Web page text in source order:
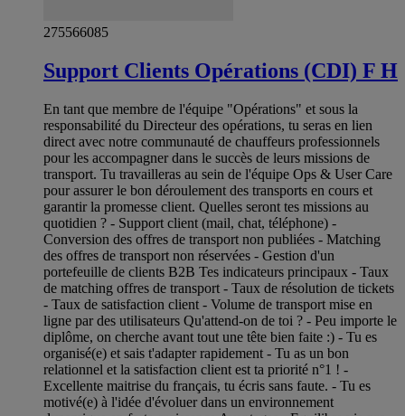
275566085
Support Clients Opérations (CDI) F H
En tant que membre de l'équipe "Opérations" et sous la
responsabilité du Directeur des opérations, tu seras en lien
direct avec notre communauté de chauffeurs professionnels
pour les accompagner dans le succès de leurs missions de
transport. Tu travailleras au sein de l'équipe Ops & User Care
pour assurer le bon déroulement des transports en cours et
garantir la promesse client. Quelles seront tes missions au
quotidien ? - Support client (mail, chat, téléphone) -
Conversion des offres de transport non publiées - Matching
des offres de transport non réservées - Gestion d'un
portefeuille de clients B2B Tes indicateurs principaux - Taux
de matching offres de transport - Taux de résolution de tickets
- Taux de satisfaction client - Volume de transport mise en
ligne par des utilisateurs Qu'attend-on de toi ? - Peu importe le
diplôme, on cherche avant tout une tête bien faite :) - Tu es
organisé(e) et sais t'adapter rapidement - Tu as un bon
relationnel et la satisfaction client est ta priorité n°1 ! -
Excellente maitrise du français, tu écris sans faute. - Tu es
motivé(e) à l'idée d'évoluer dans un environnement